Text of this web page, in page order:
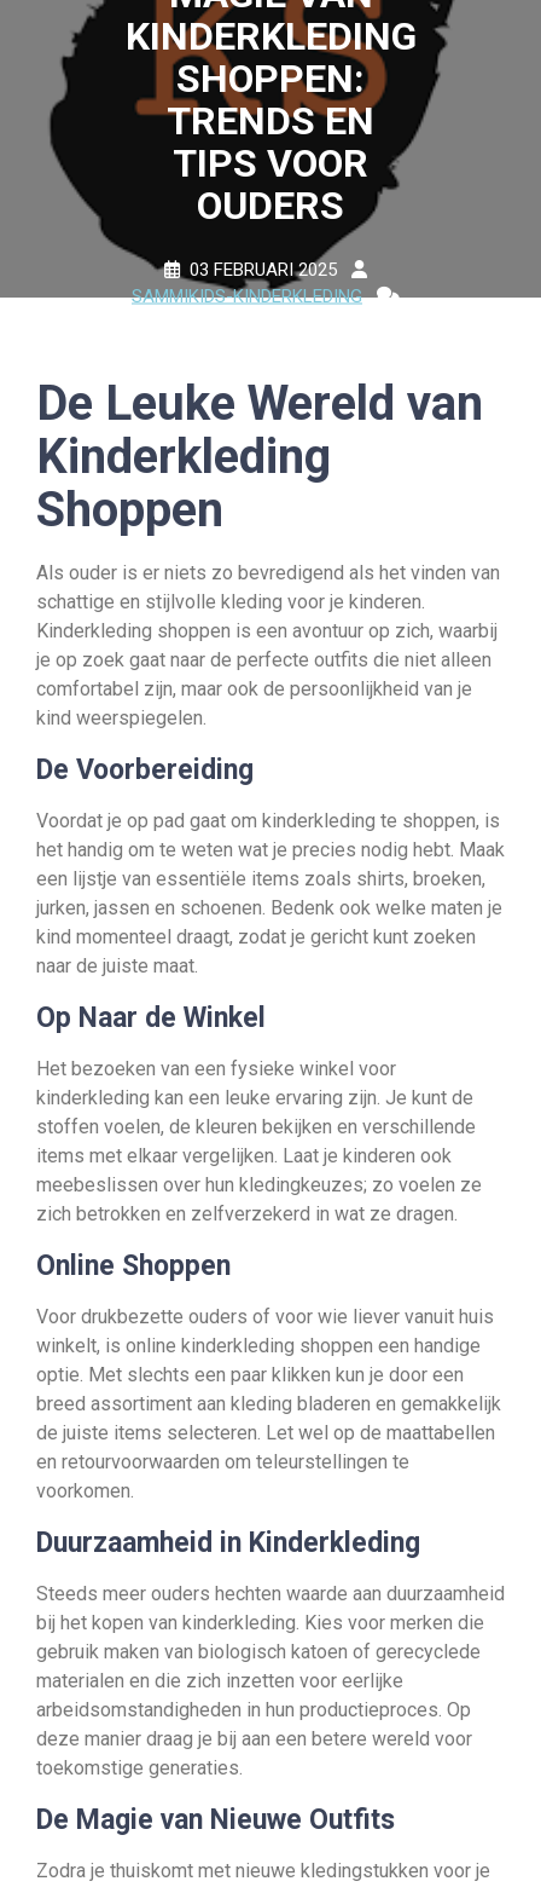
KINDERKLEDING
SHOPPEN:
TRENDS EN
TIPS VOOR
OUDERS
03 FEBRUARI 2025
SAMMIKIDS-KINDERKLEDING
De Leuke Wereld van
Kinderkleding
Shoppen
Als ouder is er niets zo bevredigend als het vinden van
schattige en stijlvolle kleding voor je kinderen.
Kinderkleding shoppen is een avontuur op zich, waarbij
je op zoek gaat naar de perfecte outfits die niet alleen
comfortabel zijn, maar ook de persoonlijkheid van je
kind weerspiegelen.
De Voorbereiding
Voordat je op pad gaat om kinderkleding te shoppen, is
het handig om te weten wat je precies nodig hebt. Maak
een lijstje van essentiële items zoals shirts, broeken,
jurken, jassen en schoenen. Bedenk ook welke maten je
kind momenteel draagt, zodat je gericht kunt zoeken
naar de juiste maat.
Op Naar de Winkel
Het bezoeken van een fysieke winkel voor
kinderkleding kan een leuke ervaring zijn. Je kunt de
stoffen voelen, de kleuren bekijken en verschillende
items met elkaar vergelijken. Laat je kinderen ook
meebeslissen over hun kledingkeuzes; zo voelen ze
zich betrokken en zelfverzekerd in wat ze dragen.
Online Shoppen
Voor drukbezette ouders of voor wie liever vanuit huis
winkelt, is online kinderkleding shoppen een handige
optie. Met slechts een paar klikken kun je door een
breed assortiment aan kleding bladeren en gemakkelijk
de juiste items selecteren. Let wel op de maattabellen
en retourvoorwaarden om teleurstellingen te
voorkomen.
Duurzaamheid in Kinderkleding
Steeds meer ouders hechten waarde aan duurzaamheid
bij het kopen van kinderkleding. Kies voor merken die
gebruik maken van biologisch katoen of gerecyclede
materialen en die zich inzetten voor eerlijke
arbeidsomstandigheden in hun productieproces. Op
deze manier draag je bij aan een betere wereld voor
toekomstige generaties.
De Magie van Nieuwe Outfits
Zodra je thuiskomt met nieuwe kledingstukken voor je